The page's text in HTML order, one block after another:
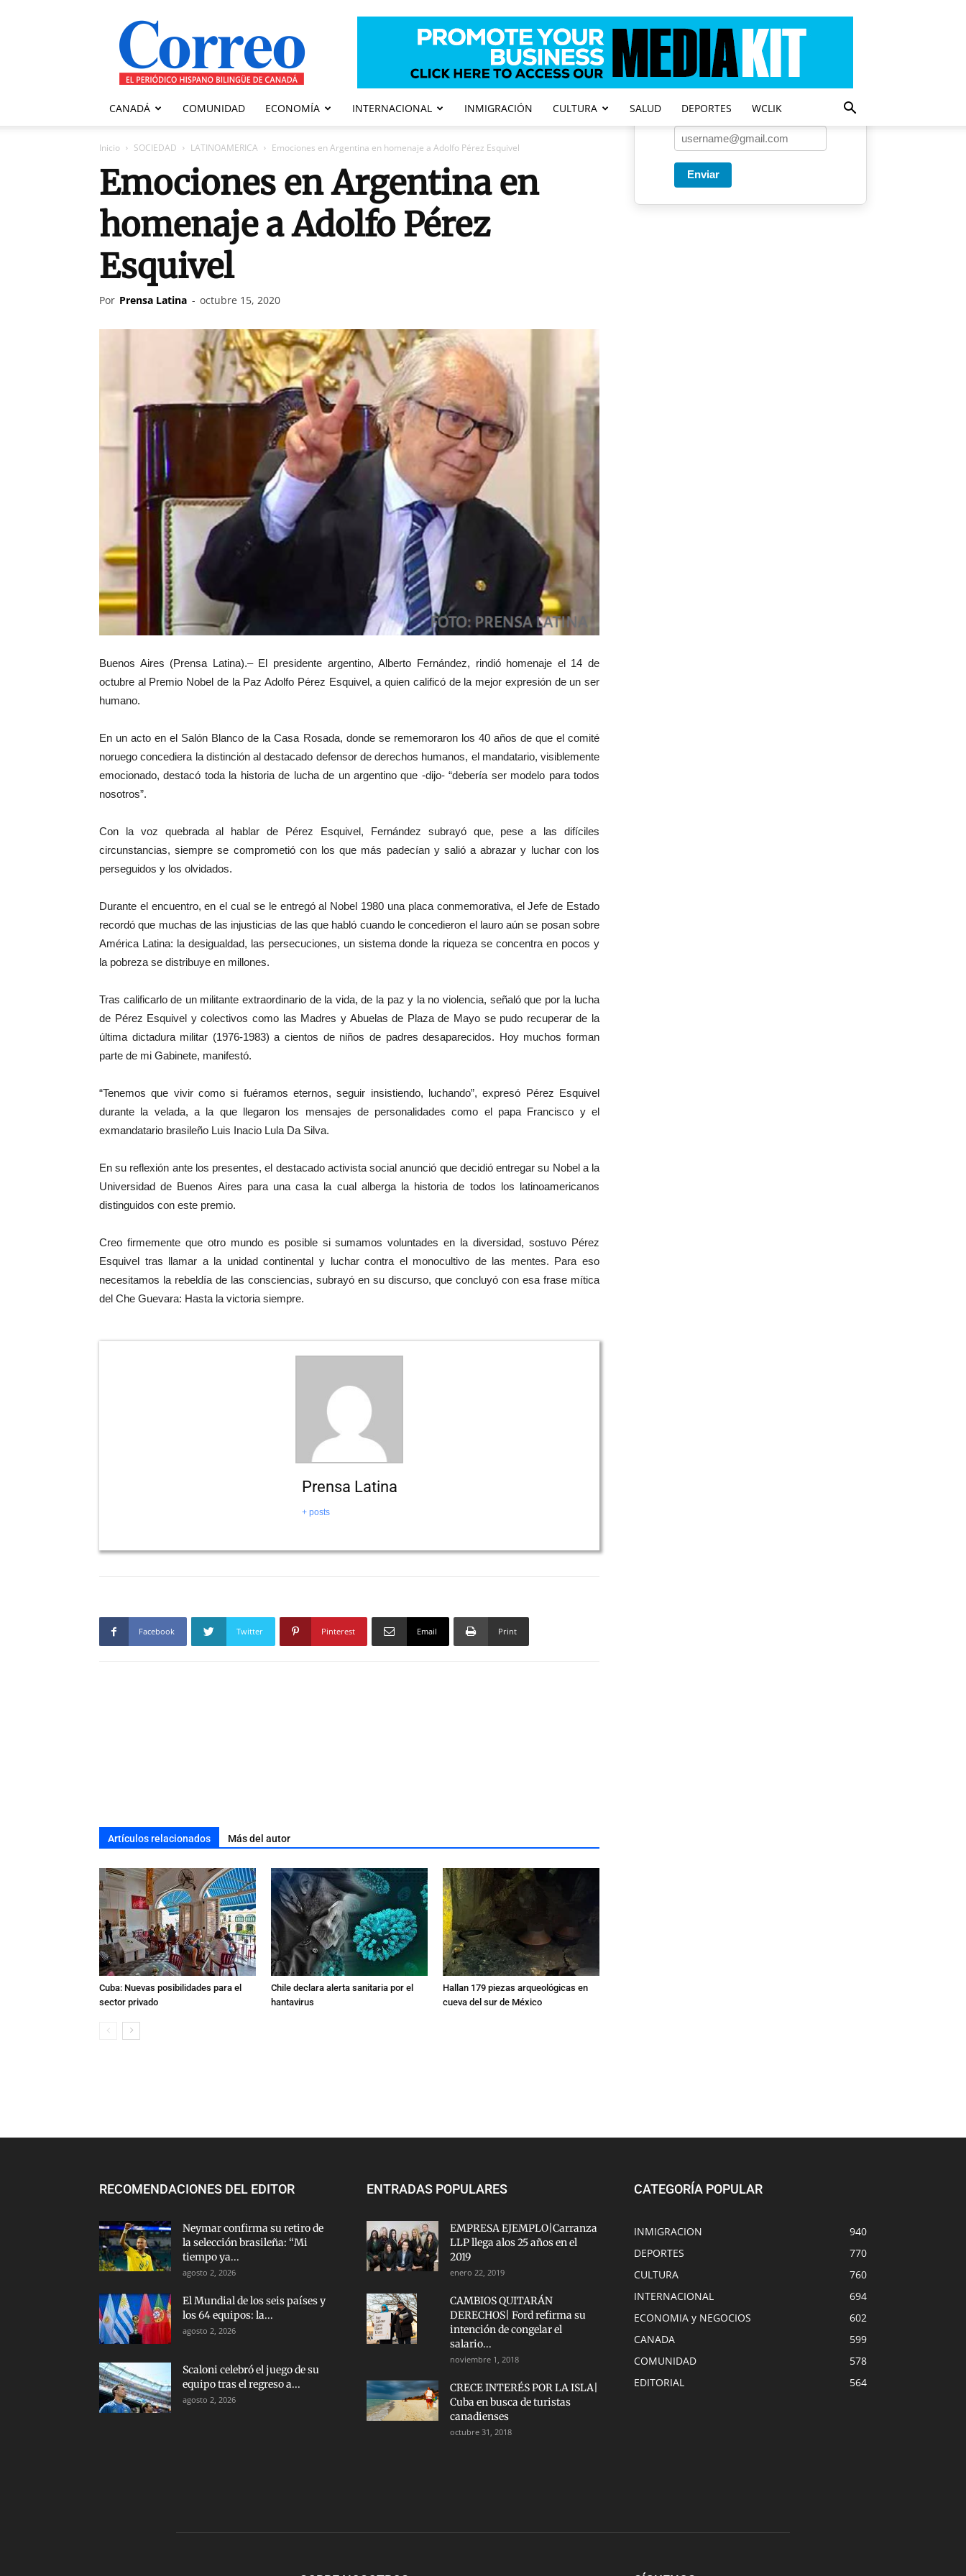
Correo
Canadiense
CANADÁ COMUNIDAD ECONOMÍA INTERNACIONAL INMIGRACIÓN CULTURA SALUD DEPORTES WCLIK
Inicio SOCIEDAD LATINOAMERICA Emociones en Argentina en homenaje a Adolfo Pérez Esquivel
Emociones en Argentina en
homenaje a Adolfo Pérez
Esquivel
Por Prensa Latina - octubre 15, 2020
Buenos Aires (Prensa Latina).– El presidente argentino, Alberto Fernández, rindió homenaje el 14 de
octubre al Premio Nobel de la Paz Adolfo Pérez Esquivel, a quien calificó de la mejor expresión de un ser
humano.
En un acto en el Salón Blanco de la Casa Rosada, donde se rememoraron los 40 años de que el comité
noruego concediera la distinción al destacado defensor de derechos humanos, el mandatario, visiblemente
emocionado, destacó toda la historia de lucha de un argentino que -dijo- “debería ser modelo para todos
nosotros”.
Con la voz quebrada al hablar de Pérez Esquivel, Fernández subrayó que, pese a las difíciles
circunstancias, siempre se comprometió con los que más padecían y salió a abrazar y luchar con los
perseguidos y los olvidados.
Durante el encuentro, en el cual se le entregó al Nobel 1980 una placa conmemorativa, el Jefe de Estado
recordó que muchas de las injusticias de las que habló cuando le concedieron el lauro aún se posan sobre
América Latina: la desigualdad, las persecuciones, un sistema donde la riqueza se concentra en pocos y
la pobreza se distribuye en millones.
Tras calificarlo de un militante extraordinario de la vida, de la paz y la no violencia, señaló que por la lucha
de Pérez Esquivel y colectivos como las Madres y Abuelas de Plaza de Mayo se pudo recuperar de la
última dictadura militar (1976-1983) a cientos de niños de padres desaparecidos. Hoy muchos forman
parte de mi Gabinete, manifestó.
“Tenemos que vivir como si fuéramos eternos, seguir insistiendo, luchando”, expresó Pérez Esquivel
durante la velada, a la que llegaron los mensajes de personalidades como el papa Francisco y el
exmandatario brasileño Luis Inacio Lula Da Silva.
En su reflexión ante los presentes, el destacado activista social anunció que decidió entregar su Nobel a la
Universidad de Buenos Aires para una casa la cual alberga la historia de todos los latinoamericanos
distinguidos con este premio.
Creo firmemente que otro mundo es posible si sumamos voluntades en la diversidad, sostuvo Pérez
Esquivel tras llamar a la unidad continental y luchar contra el monocultivo de las mentes. Para eso
necesitamos la rebeldía de las consciencias, subrayó en su discurso, que concluyó con esa frase mítica
del Che Guevara: Hasta la victoria siempre.
Prensa Latina
+ posts
Facebook Twitter Pinterest Email Print
Artículos relacionados Más del autor
Cuba: Nuevas posibilidades para el
sector privado
Chile declara alerta sanitaria por el
hantavirus
Hallan 179 piezas arqueológicas en
cueva del sur de México
Una vez a la semana enviamos
Enviar
Entregado por SendPulse
RECOMENDACIONES DEL EDITOR
Neymar confirma su retiro de
la selección brasileña: “Mi
tiempo ya...
agosto 2, 2026
El Mundial de los seis países y
los 64 equipos: la...
agosto 2, 2026
Scaloni celebró el juego de su
equipo tras el regreso a...
agosto 2, 2026
ENTRADAS POPULARES
EMPRESA EJEMPLO|Carranza
LLP llega alos 25 años en el
2019
enero 22, 2019
CAMBIOS QUITARÁN
DERECHOS| Ford refirma su
intención de congelar el
salario...
noviembre 1, 2018
CRECE INTERÉS POR LA ISLA|
Cuba en busca de turistas
canadienses
octubre 31, 2018
CATEGORÍA POPULAR
INMIGRACION
940
DEPORTES
770
CULTURA
760
INTERNACIONAL
694
ECONOMIA y NEGOCIOS
602
CANADA
599
COMUNIDAD
578
EDITORIAL
564